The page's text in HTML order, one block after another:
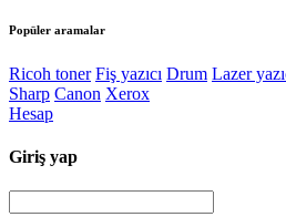
Popüler aramalar
Ricoh toner Fiş yazıcı Drum Lazer
Sharp Canon Xerox
Hesap
Giriş yap